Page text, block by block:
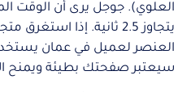
العلوي). جوجل يرى أن الوقت
يتجاوز 2.5 ثانية. إذا
سيعتبر صفحتك بطيئة ويمنح